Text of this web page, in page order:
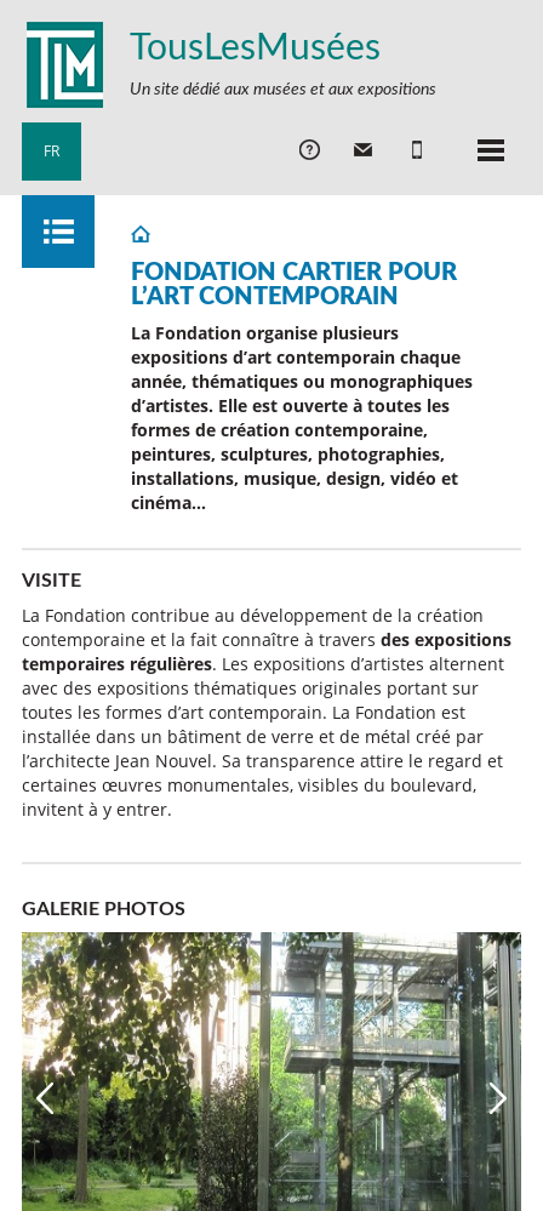
TousLesMusées
Un site dédié aux musées et aux expositions
FR
FONDATION CARTIER POUR
L’ART CONTEMPORAIN
La Fondation organise plusieurs
expositions d’art contemporain chaque
année, thématiques ou monographiques
d’artistes. Elle est ouverte à toutes les
formes de création contemporaine,
peintures, sculptures, photographies,
installations, musique, design, vidéo et
cinéma…
VISITE
La Fondation contribue au développement de la création
contemporaine et la fait connaître à travers des expositions
temporaires régulières. Les expositions d’artistes alternent
avec des expositions thématiques originales portant sur
toutes les formes d’art contemporain. La Fondation est
installée dans un bâtiment de verre et de métal créé par
l’architecte Jean Nouvel. Sa transparence attire le regard et
certaines œuvres monumentales, visibles du boulevard,
invitent à y entrer.
GALERIE PHOTOS